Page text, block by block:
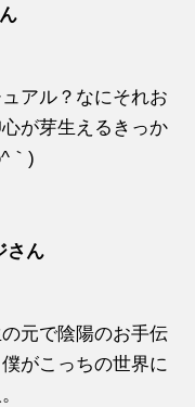
アル？なにそれお
が芽生えるきっか
｀)
さん
元で陰陽のお手伝
がこっちの世界に